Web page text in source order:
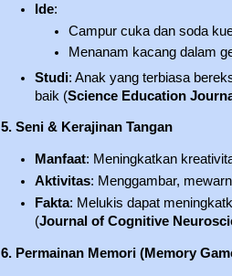
Ide:
Campur cuka dan soda
Menanam kacang dalam
Studi: Anak yang terbiasa
baik (Science Education
5. Seni & Kerajinan Tangan
Manfaat: Meningkatkan
Aktivitas: Menggambar,
Fakta: Melukis dapat
(Journal of Cognitive
6. Permainan Memori (Memory